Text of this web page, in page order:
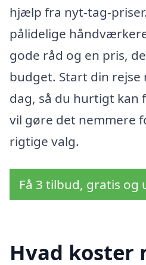
hjælp fra nyt-tag-
pålidelige
gode råd og en pris,
budget. Start din rejse
dag, så du hurtigt kan
vil gøre det nemmere
rigtige valg.
Få 3 tilbud, gratis
Hvad koster